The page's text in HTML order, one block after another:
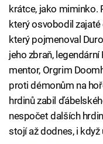
krátce, jako miminko.
který osvobodil zajaté
který pojmenoval
jeho zbraň,
mentor, Orgrim
proti démonům na
hrdinů zabil
nespočet dalších
stojí až dodnes, i